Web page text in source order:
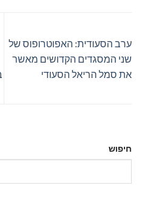
ערב הסעודית: האפוטרופוס של
שני המסגדים הקדושים מאשר
את סמל הריאל הסעודי
חיפוש